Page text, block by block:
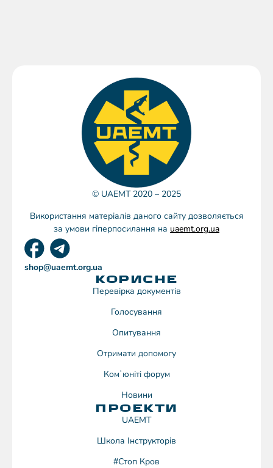
© UAEMT 2020 – 2025
Використання матеріалів даного сайту дозволяється
за умови гіперпосилання на uaemt.org.ua
shop@uaemt.org.ua
КОРИСНЕ
Перевірка документів
Голосування
Опитування
Отримати допомогу
Комʼюніті форум
Новини
ПРОЕКТИ
UAEMT
Школа Інструкторів
#Стоп Кров